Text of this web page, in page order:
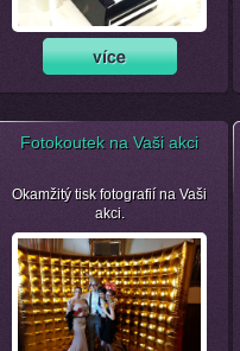
Fotokoutek na Vaši akci
Okamžitý tisk fotografií na Vaši
akci.